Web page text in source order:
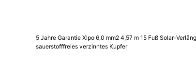
5 Jahre Garantie Xlpo 6,0 mm2 4,57 m 15 Fuß Solar-
sauerstofffreies verzinntes Kupfer